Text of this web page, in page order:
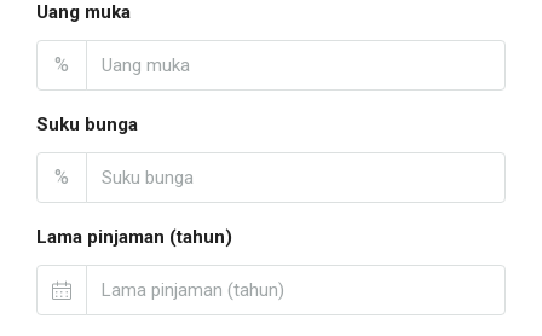
Uang muka
%
Suku bunga
%
Lama pinjaman (tahun)